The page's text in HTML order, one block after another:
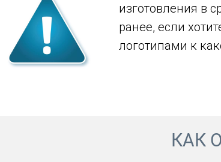
изготовления в
ранее, если
логотипами к
КАК